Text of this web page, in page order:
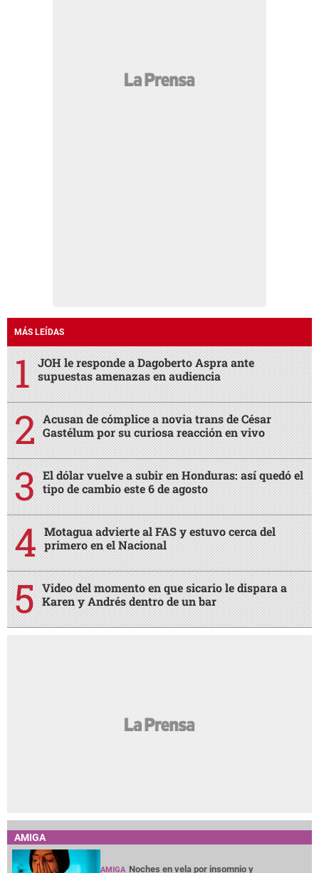
MÁS LEÍDAS
JOH le responde a Dagoberto Aspra ante
supuestas amenazas en audiencia
Acusan de cómplice a novia trans de César
Gastélum por su curiosa reacción en vivo
El dólar vuelve a subir en Honduras: así quedó el
tipo de cambio este 6 de agosto
Motagua advierte al FAS y estuvo cerca del
primero en el Nacional
Video del momento en que sicario le dispara a
Karen y Andrés dentro de un bar
AMIGA
AMIGA Noches en vela por insomnio y